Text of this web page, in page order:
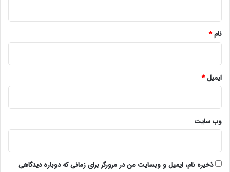
نام*
ایمیل*
وب‌ سایت
ذخیره نام، ایمیل و وبسایت من در مرورگر برای زمانی که دوباره دیدگاهی